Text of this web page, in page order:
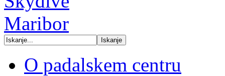
O padalskem centru